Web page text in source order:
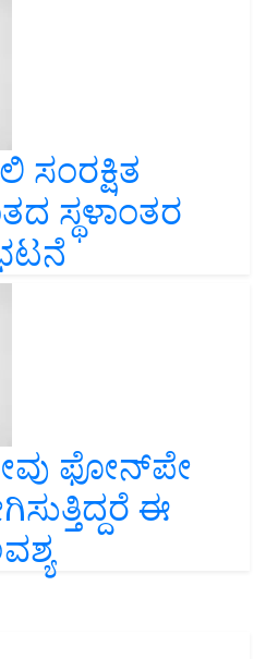
ಸಂರಕ್ಷಿತ
ಸ್ಥಳಾಂತರ
ಫೋನ್‌ಪೇ
ಈ